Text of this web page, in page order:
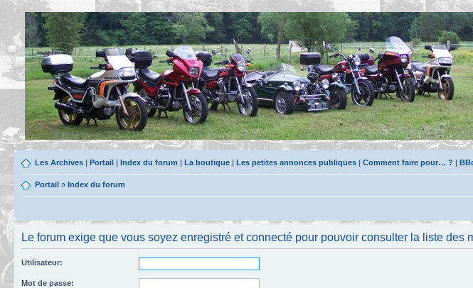
Les Archives | Portail | Index du forum | La boutique | Les petites annonces publiques | Comment faire pour… ? |
Portail » Index du forum
Le forum exige que vous soyez enregistré et connecté pour pouvoir consulter la liste des
Utilisateur:
Mot de passe: